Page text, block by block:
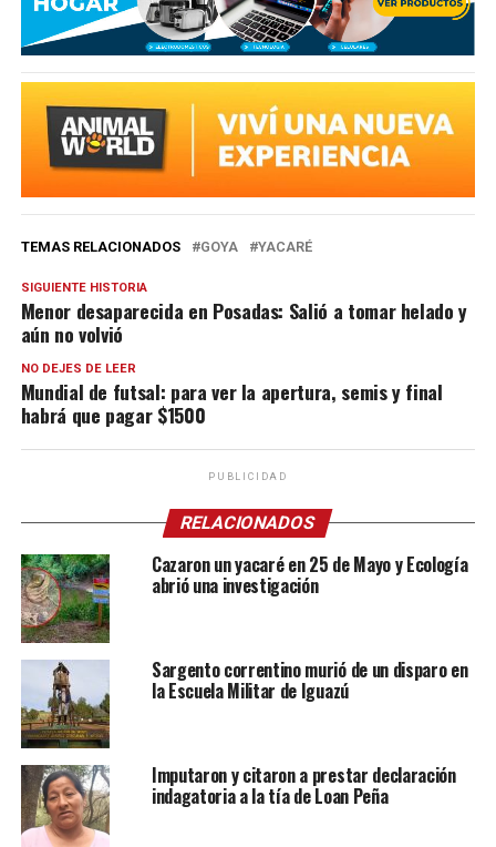
TEMAS RELACIONADOS GOYA YACARÉ
SIGUIENTE HISTORIA
Menor desaparecida en Posadas: Salió a tomar helado y
aún no volvió
NO DEJES DE LEER
Mundial de futsal: para ver la apertura, semis y final
habrá que pagar $1500
PUBLICIDAD
RELACIONADOS
Cazaron un yacaré en 25 de Mayo y Ecología
abrió una investigación
Sargento correntino murió de un disparo en
la Escuela Militar de Iguazú
Imputaron y citaron a prestar declaración
indagatoria a la tía de Loan Peña